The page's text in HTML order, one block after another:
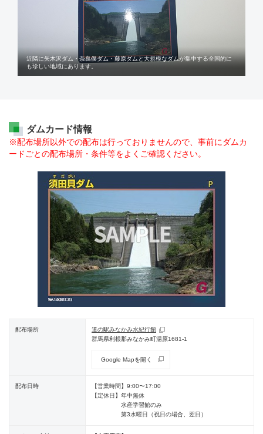
近隣に矢木沢ダム・奈良俣ダム・藤原ダムと大規模なダムが集中する全国的に
も珍しい地域にあります。
ダムカード情報
※配布場所以外での配布は行っておりませんので、事前にダムカ
ードごとの配布場所・条件等をよくご確認ください。
配布場所
道の駅みなかみ水紀行館
群馬県利根郡みなかみ町湯原1681-1
Google Mapを開く
配布日時 【営業時間】 9:00〜17:00
【定休日】 年中無休
水産学習館のみ
第3水曜日（祝日の場合、翌日）